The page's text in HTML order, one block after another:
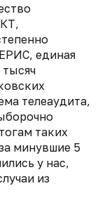
единая
телеаудита,
таких
минувшие 5
у нас,
из